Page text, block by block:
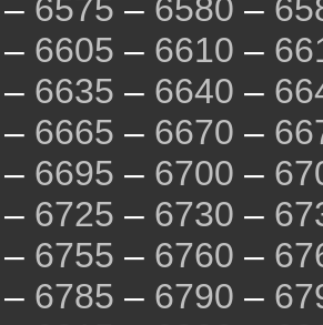
– 6575 – 6580 –
– 6605 – 6610 –
– 6635 – 6640 –
– 6665 – 6670 –
– 6695 – 6700 –
– 6725 – 6730 –
– 6755 – 6760 –
– 6785 – 6790 –